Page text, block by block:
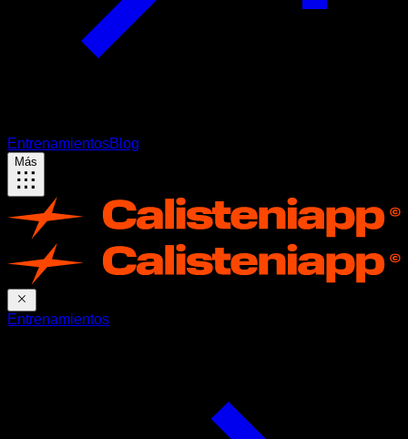
EntrenamientosBlog
Más
Entrenamientos